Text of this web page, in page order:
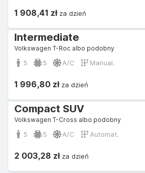
1 908,41 złza dzień
Intermediate
Volkswagen T-Roc albo podobny
5 5 A/C Manual.
1 996,80 złza dzień
Compact SUV
Volkswagen T-Cross albo podobny
5 5 A/C Automat.
2 003,28 złza dzień